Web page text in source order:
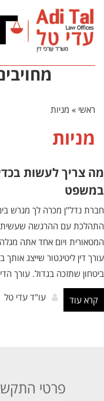
ראשי » מניות
מניות
מה צריך לעשות
במשפט
חברת נדל"ן מכרה לך מגרש
התהלכת עם ההרגשה שעשית
המטאורית ויום אחד אתה
עורך דין ליטיגטור שייצג
ביטחון שתזכה בגדול. עורך
עו"ד עדי טל
קרא עוד
פרטי